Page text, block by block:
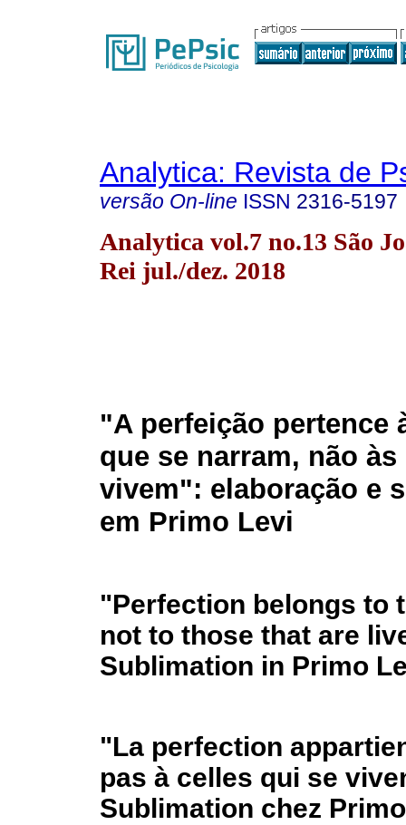
Analytica: Revista de
versão On-line ISSN 2316-5197
Analytica vol.7 no.13 São
Rei jul./dez. 2018
"A perfeição pertence
que se narram, não às
vivem": elaboração e
em Primo Levi
"Perfection belongs to
not to those that are
Sublimation in Primo
"La perfection
pas à celles qui se
Sublimation chez